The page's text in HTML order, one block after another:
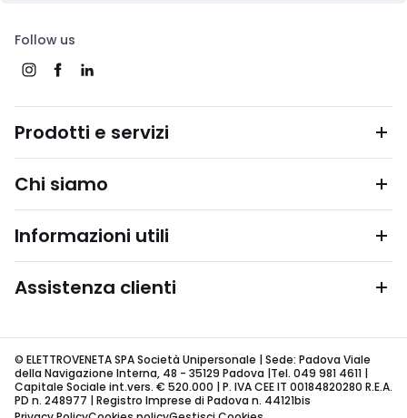
Follow us
Prodotti e servizi
Chi siamo
Informazioni utili
Assistenza clienti
© ELETTROVENETA SPA Società Unipersonale | Sede: Padova Viale
della Navigazione Interna, 48 - 35129 Padova |Tel. 049 981 4611 |
Capitale Sociale int.vers. € 520.000 | P. IVA CEE IT 00184820280 R.E.A.
PD n. 248977 | Registro Imprese di Padova n. 44121bis